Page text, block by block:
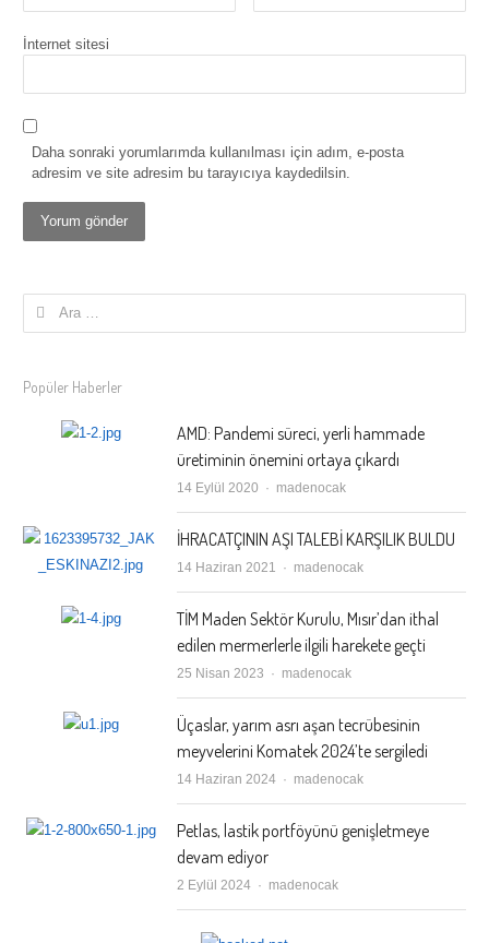
İnternet sitesi
Daha sonraki yorumlarımda kullanılması için adım, e-posta
adresim ve site adresim bu tarayıcıya kaydedilsin.
Arama:
Popüler Haberler
AMD: Pandemi süreci, yerli hammade
üretiminin önemini ortaya çıkardı
14 Eylül 2020 Author
madenocak
İHRACATÇININ AŞI TALEBİ KARŞILIK BULDU
14 Haziran 2021 Author
madenocak
TİM Maden Sektör Kurulu, Mısır’dan ithal
edilen mermerlerle ilgili harekete geçti
25 Nisan 2023 Author
madenocak
Üçaslar, yarım asrı aşan tecrübesinin
meyvelerini Komatek 2024’te sergiledi
14 Haziran 2024 Author
madenocak
Petlas, lastik portföyünü genişletmeye
devam ediyor
2 Eylül 2024 Author
madenocak